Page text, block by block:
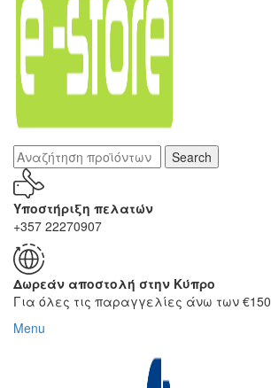
Search
Υποστήριξη πελατών
+357 22270907
Δωρεάν αποστολή στην Κύπρο
Για όλες τις παραγγελίες άνω των €150
Menu